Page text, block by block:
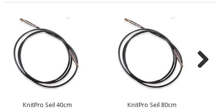
KnitPro Seil 40cm KnitPro Seil 80cm